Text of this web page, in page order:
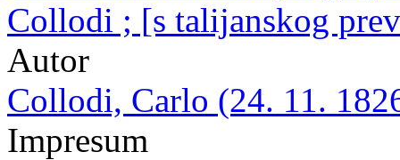
Collodi ; [s talijanskog
Autor
Collodi, Carlo (24. 11.
Impresum